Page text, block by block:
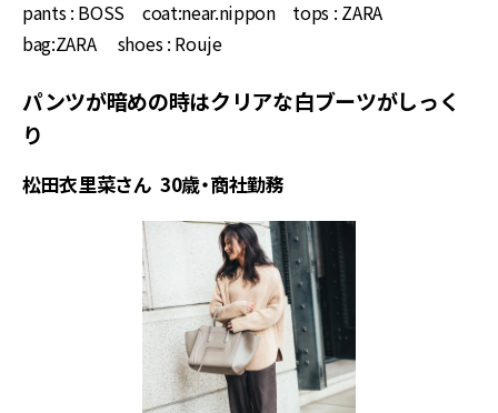
pants : BOSS coat:near.nippon tops : ZARA
bag:ZARA shoes : Rouje
パンツが暗めの時はクリアな白ブーツがしっく
り
松田衣里菜さん 30歳・商社勤務